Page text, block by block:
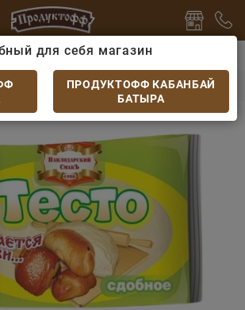
Тесто Смак сдобное
сдобное дрожжевое 1кг
для себя магазин
ПРОДУКТОФФ КАБАНБАЙ
БАТЫРА